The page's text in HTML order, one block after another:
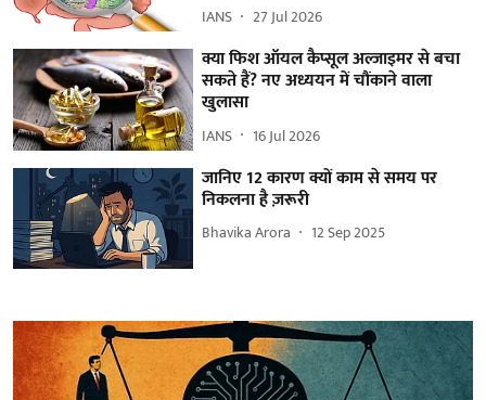
IANS 27 Jul 2026
क्या फिश ऑयल कैप्सूल अल्जाइमर से बचा
सकते हैं? नए अध्ययन में चौंकाने वाला
खुलासा
IANS 16 Jul 2026
जानिए 12 कारण क्यों काम से समय पर
निकलना है ज़रूरी
Bhavika Arora 12 Sep 2025